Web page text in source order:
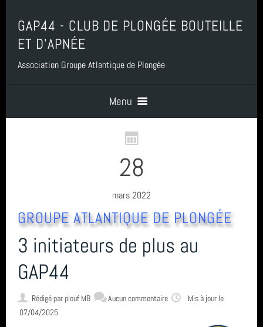
GAP44 - CLUB DE PLONGÉE BOUTEILLE
ET D'APNÉE
Association Groupe Atlantique de Plongée
Menu
Accueil
Contact
Boutique, Baptême, Billetterie et Adhésion
28
mars 2022
GROUPE ATLANTIQUE DE PLONGÉE
3 initiateurs de plus au
GAP44
Rédigé parplouf MB Aucun commentaire
Mis à jour le
07/04/2025